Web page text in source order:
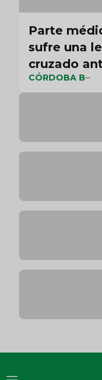
Parte
sufre una
cruzado
CÓRDOBA B